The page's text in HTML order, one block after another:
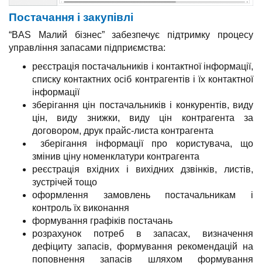
Постачання і закупівлі
“BAS Малий бізнес” забезпечує підтримку процесу
управління запасами підприємства:
реєстрація постачальників і контактної інформації,
списку контактних осіб контрагентів і їх контактної
інформації
зберігання цін постачальників і конкурентів, виду
цін, виду знижки, виду цін контрагента за
договором, друк прайс-листа контрагента
зберігання інформації про користувача, що
змінив ціну номенклатури контрагента
реєстрація вхідних і вихідних дзвінків, листів,
зустрічей тощо
оформлення замовлень постачальникам і
контроль їх виконання
формування графіків постачань
розрахунок потреб в запасах, визначення
дефіциту запасів, формування рекомендацій на
поповнення запасів шляхом формування